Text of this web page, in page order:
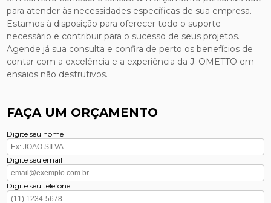
para atender às necessidades específicas de sua empresa.
Estamos à disposição para oferecer todo o suporte
necessário e contribuir para o sucesso de seus projetos.
Agende já sua consulta e confira de perto os benefícios de
contar com a excelência e a experiência da J. OMETTO em
ensaios não destrutivos.
FAÇA UM ORÇAMENTO
Digite seu nome
Digite seu email
Digite seu telefone